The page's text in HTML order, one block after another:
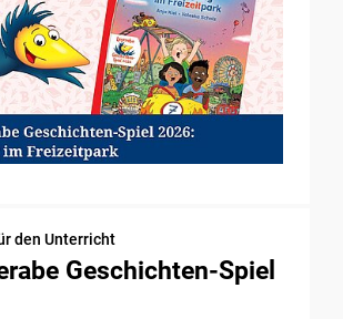
den Unterricht
Geschichten-Spiel